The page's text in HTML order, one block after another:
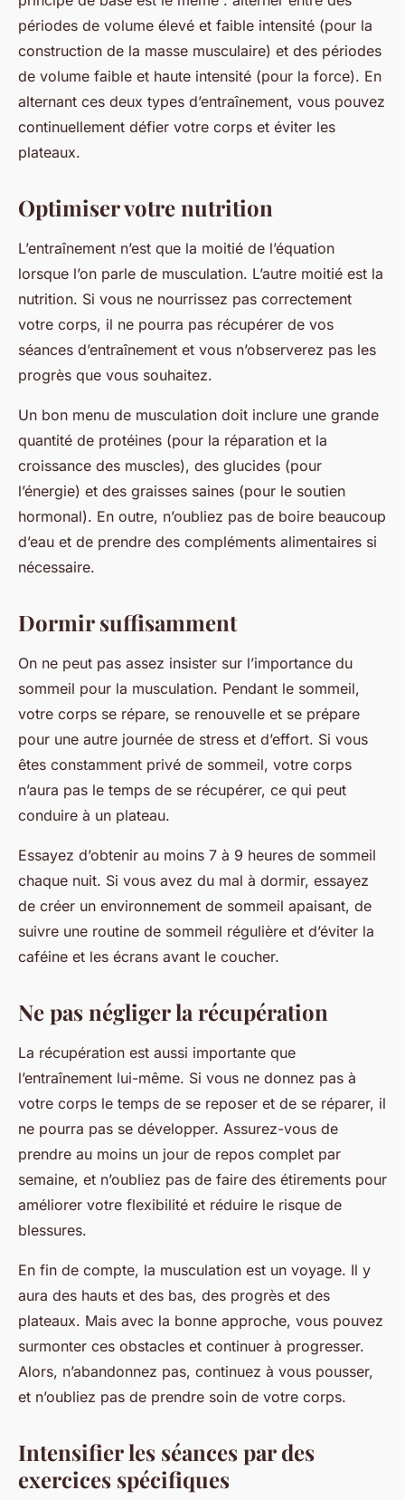
périodes de volume élevé et faible intensité (pour la
construction de la masse musculaire) et des périodes
de volume faible et haute intensité (pour la force). En
alternant ces deux types d’entraînement, vous pouvez
continuellement défier votre corps et éviter les
plateaux.
Optimiser votre nutrition
L’entraînement n’est que la moitié de l’équation
lorsque l’on parle de musculation. L’autre moitié est la
nutrition. Si vous ne nourrissez pas correctement
votre corps, il ne pourra pas récupérer de vos
séances d’entraînement et vous n’observerez pas les
progrès que vous souhaitez.
Un bon menu de musculation doit inclure une grande
quantité de protéines (pour la réparation et la
croissance des muscles), des glucides (pour
l’énergie) et des graisses saines (pour le soutien
hormonal). En outre, n’oubliez pas de boire beaucoup
d’eau et de prendre des compléments alimentaires si
nécessaire.
Dormir suffisamment
On ne peut pas assez insister sur l’importance du
sommeil pour la musculation. Pendant le sommeil,
votre corps se répare, se renouvelle et se prépare
pour une autre journée de stress et d’effort. Si vous
êtes constamment privé de sommeil, votre corps
n’aura pas le temps de se récupérer, ce qui peut
conduire à un plateau.
Essayez d’obtenir au moins 7 à 9 heures de sommeil
chaque nuit. Si vous avez du mal à dormir, essayez
de créer un environnement de sommeil apaisant, de
suivre une routine de sommeil régulière et d’éviter la
caféine et les écrans avant le coucher.
Ne pas négliger la récupération
La récupération est aussi importante que
l’entraînement lui-même. Si vous ne donnez pas à
votre corps le temps de se reposer et de se réparer, il
ne pourra pas se développer. Assurez-vous de
prendre au moins un jour de repos complet par
semaine, et n’oubliez pas de faire des étirements pour
améliorer votre flexibilité et réduire le risque de
blessures.
En fin de compte, la musculation est un voyage. Il y
aura des hauts et des bas, des progrès et des
plateaux. Mais avec la bonne approche, vous pouvez
surmonter ces obstacles et continuer à progresser.
Alors, n’abandonnez pas, continuez à vous pousser,
et n’oubliez pas de prendre soin de votre corps.
Intensifier les séances par des
exercices spécifiques